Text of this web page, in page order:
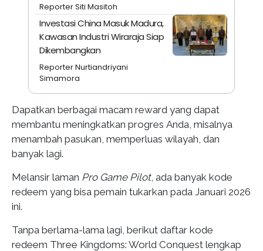
Reporter Siti Masitoh
Investasi China Masuk Madura,
Kawasan Industri Wiraraja Siap
Dikembangkan
Reporter Nurtiandriyani
Simamora
Dapatkan berbagai macam reward yang dapat
membantu meningkatkan progres Anda, misalnya
menambah pasukan, memperluas wilayah, dan
banyak lagi.
Melansir laman Pro Game Pilot, ada banyak kode
redeem yang bisa pemain tukarkan pada Januari 2026
ini.
Tanpa berlama-lama lagi, berikut daftar kode
redeem Three Kingdoms: World Conquest lengkap